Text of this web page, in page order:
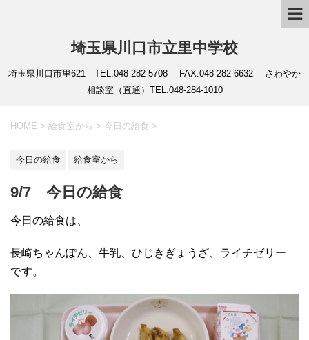
埼玉県川口市立里中学校
埼玉県川口市里621 TEL.048-282-5708 FAX.048-282-6632 さわやか
相談室（直通）TEL.048-284-1010
HOME > 給食室から > 今日の給食 >
今日の給食 給食室から
9/7 今日の給食
今日の給食は、
長崎ちゃんぽん、牛乳、ひじきぎょうざ、ライチゼリー
です。